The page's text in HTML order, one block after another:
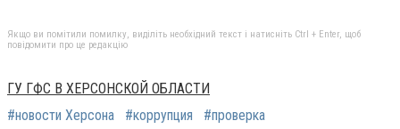
Якщо ви помітили помилку, виділіть необхідний текст і натисніть Ctrl + Enter, щоб
повідомити про це редакцію
ГУ ГФС В ХЕРСОНСКОЙ ОБЛАСТИ
#новости Херсона
#коррупция #проверка